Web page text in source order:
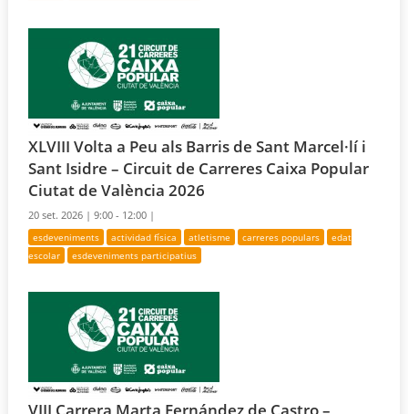
XLVIII Volta a Peu als Barris de Sant Marcel·lí i
Sant Isidre – Circuit de Carreres Caixa Popular
Ciutat de València 2026
20 set. 2026 |9:00 - 12:00 |
esdeveniments actividad física atletisme carreres populars
edat
escolar
esdeveniments participatius